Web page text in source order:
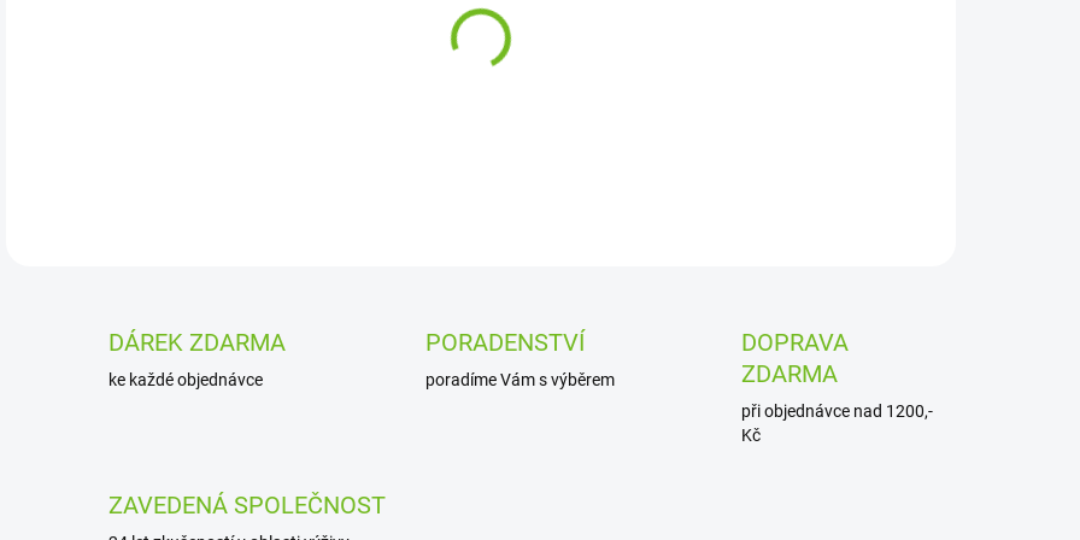
DÁREK ZDARMA
ke každé objednávce
PORADENSTVÍ
poradíme Vám s výběrem
DOPRAVA
ZDARMA
při objednávce nad 1200,-
Kč
ZAVEDENÁ SPOLEČNOST